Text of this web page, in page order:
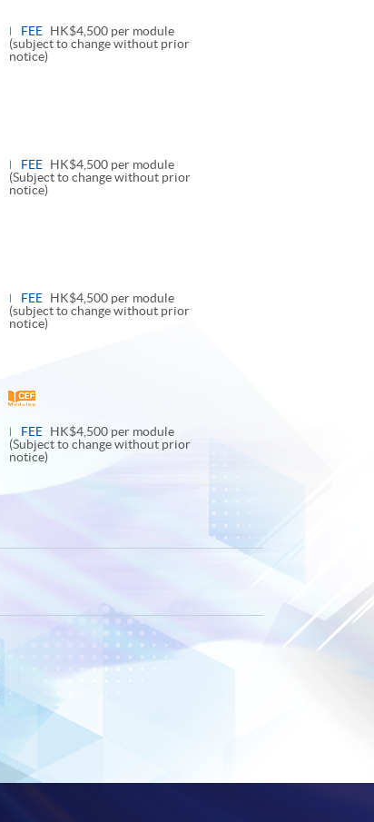
FEE HK$4,500 per module
(subject to change without prior
notice)
FEE HK$4,500 per module
(Subject to change without prior
notice)
FEE HK$4,500 per module
(subject to change without prior
notice)
Toggle
panel
FEE HK$4,500 per module
(Subject to change without prior
notice)